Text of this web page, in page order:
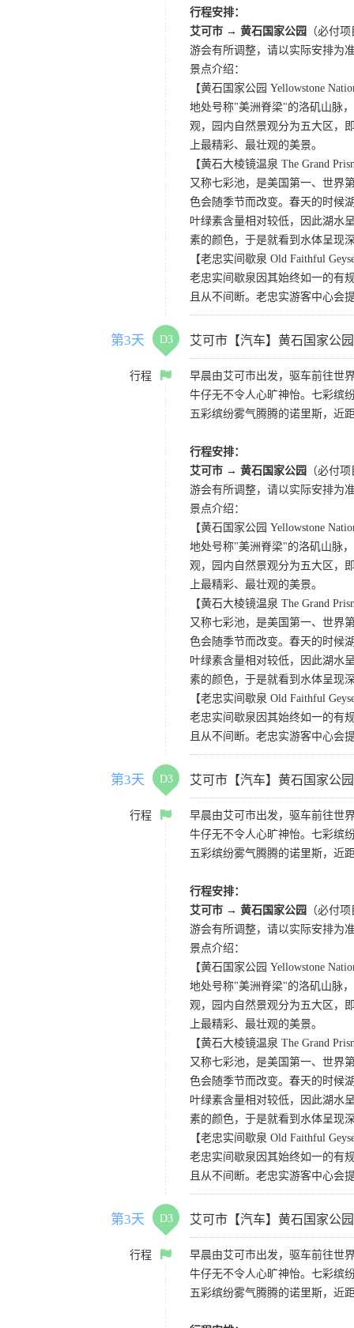
行程安排：
艾可市 → 黄石国家公园
（必付
游会有所调整，请以实际安排为
景点介绍：
【黄石国家公园 Yellowstone
地处号称"美洲脊梁"的洛矶山脉
观，园内自然景观分为五大区，
上最精彩、最壮观的美景。
【黄石大棱镜温泉 The Grand
又称七彩池，是美国第一、世界
色会随季节而改变。春天的时候
叶绿素含量相对较低，因此湖水
素的颜色，于是就看到水体呈现
【老忠实间歇泉 Old Faithful
老忠实间歇泉因其始终如一的有
且从不间断。老忠实游客中心会
第3天 D3 艾可市【汽车】黄石国家公
行程
早晨由艾可市出发，驱车前往世
牛仔无不令人心旷神怡。七彩缤
五彩缤纷雾气腾腾的诺里斯，近
行程安排：
艾可市 → 黄石国家公园
（必付
游会有所调整，请以实际安排为
景点介绍：
【黄石国家公园 Yellowstone
地处号称"美洲脊梁"的洛矶山脉
观，园内自然景观分为五大区，
上最精彩、最壮观的美景。
【黄石大棱镜温泉 The Grand
又称七彩池，是美国第一、世界
色会随季节而改变。春天的时候
叶绿素含量相对较低，因此湖水
素的颜色，于是就看到水体呈现
【老忠实间歇泉 Old Faithful
老忠实间歇泉因其始终如一的有
且从不间断。老忠实游客中心会
第3天 D3 艾可市【汽车】黄石国家公
行程
早晨由艾可市出发，驱车前往世
牛仔无不令人心旷神怡。七彩缤
五彩缤纷雾气腾腾的诺里斯，近
行程安排：
艾可市 → 黄石国家公园
（必付
游会有所调整，请以实际安排为
景点介绍：
【黄石国家公园 Yellowstone
地处号称"美洲脊梁"的洛矶山脉
观，园内自然景观分为五大区，
上最精彩、最壮观的美景。
【黄石大棱镜温泉 The Grand
又称七彩池，是美国第一、世界
色会随季节而改变。春天的时候
叶绿素含量相对较低，因此湖水
素的颜色，于是就看到水体呈现
【老忠实间歇泉 Old Faithful
老忠实间歇泉因其始终如一的有
且从不间断。老忠实游客中心会
第3天 D3 艾可市【汽车】黄石国家公
行程
早晨由艾可市出发，驱车前往世
牛仔无不令人心旷神怡。七彩缤
五彩缤纷雾气腾腾的诺里斯，近